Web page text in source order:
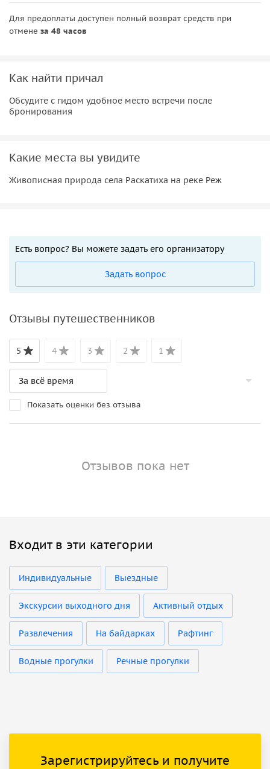
Для предоплаты доступен полный возврат средств при
отмене за 48 часов
Как найти причал
Обсудите с гидом удобное место встречи после
бронирования
Какие места вы увидите
Живописная природа села Раскатиха на реке Реж
Есть вопрос? Вы можете задать его организатору
Задать вопрос
Отзывы путешественников
5 4 3 2 1
Показать оценки без отзыва
Отзывов пока нет
Входит в эти категории
Индивидуальные Выездные
Экскурсии выходного дня Активный отдых
Развлечения На байдарках Рафтинг
Водные прогулки Речные прогулки
Зарегистрируйтесь и получите